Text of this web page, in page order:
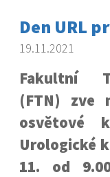
Den URL
19.11.2021
Fakultní
(FTN) zve
osvětové
Urologické
11. od